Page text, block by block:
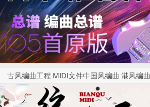
古风编曲工程 MIDI文件中国风编曲 港风编曲